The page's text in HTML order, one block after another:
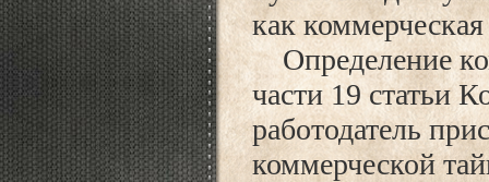
как
Определение
части 19 статьи
работодатель
коммерческой